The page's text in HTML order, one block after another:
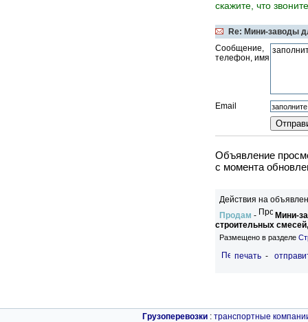
скажите, что
Re: Мини-заводы
Сообщение,
телефон, имя
Email
Объявление
c момента
Действия на
Продам -
Мини-
строительных
Размещено в разделе
печать -
Грузоперевозки : транспортные